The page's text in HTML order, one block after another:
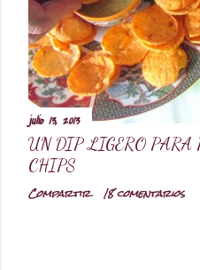
d
a
s
julio 13, 2013
UN DIP LIGERO PARA
CHIPS
Compartir
18 comentarios